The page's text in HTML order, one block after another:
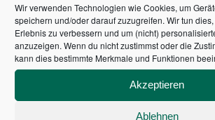
Wir verwenden Technologien wie Cookies, um
speichern und/oder darauf zuzugreifen. Wir tun
Erlebnis zu verbessern und um (nicht)
anzuzeigen. Wenn du nicht zustimmst oder die
kann dies bestimmte Merkmale und Funktionen
Akzeptieren
Ablehnen
ÄHNLICHE PRODUKTE